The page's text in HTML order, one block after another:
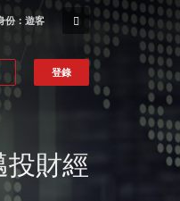
份：遊客
登錄
投財經